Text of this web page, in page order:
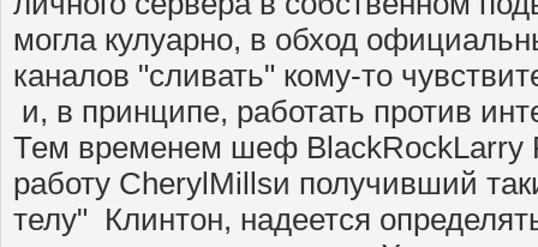
могла кулуарно, в обход
каналов "сливать" кому-то
и, в принципе, работать против
Тем временем шеф BlackRockLarry
работу CherylMillsи получивший
телу" Клинтон, надеется